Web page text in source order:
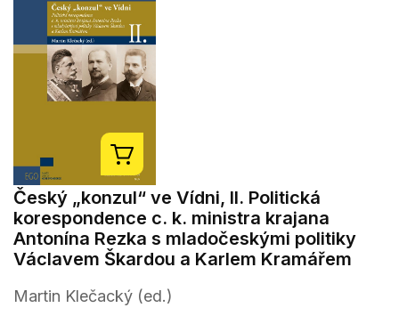
Český „konzul“ ve Vídni, II. Politická
korespondence c. k. ministra krajana
Antonína Rezka s mladočeskými politiky
Václavem Škardou a Karlem Kramářem
Martin Klečacký (ed.)